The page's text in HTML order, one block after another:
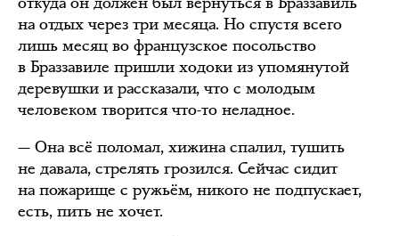
на отдых через три месяца. Но спустя всего
лишь месяц во французское посольство
в Браззавиле пришли ходоки из упомянутой
деревушки и рассказали, что с молодым
человеком творится что-то неладное.
— Она всё поломал, хижина спалил, тушить
не давала, стрелять грозился. Сейчас сидит
на пожарище с ружьём, никого не подпускает,
есть, пить не хочет.